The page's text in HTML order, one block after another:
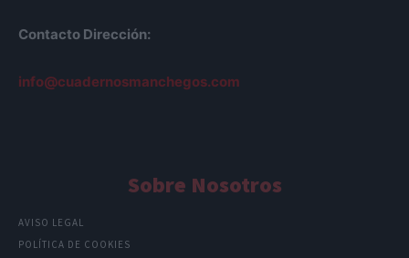
Contacto Dirección:
info@cuadernosmanchegos.com
Sobre Nosotros
AVISO LEGAL
POLÍTICA DE COOKIES